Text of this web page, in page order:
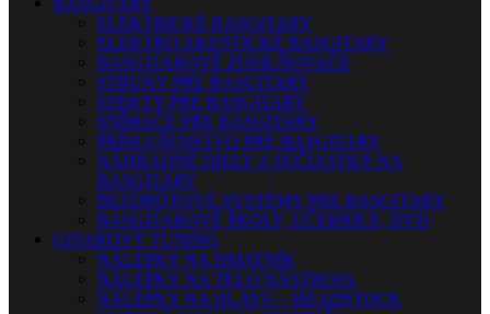
ELEKTRICKÉ BASGITARY
ELEKTRO AKUSTICKÉ BASGITARY
BASGITAROVÉ ZOSILŇOVAČE
STRUNY PRE BASGITARY
EFEKTY PRE BASGITARY
SNÍMAČE PRE BASGITARY
PRÍSLUŠENSTVO PRE BASGITARY
NÁHRADNÉ DIELY A SÚČIASTKY NA
BASGITARY
BEZDRÔTOVÉ SYSTÉMY PRE BASGITARY
BASGITAROVÉ ŠKOLY, UČEBNICE, DVD
GITAROVÝ TUNING
NÁLEPKY NA HMATNÍK
NÁLEPKY NA TELO NÁSTROJA
NÁLEPKY NA HLAVU – HEADSTOCK